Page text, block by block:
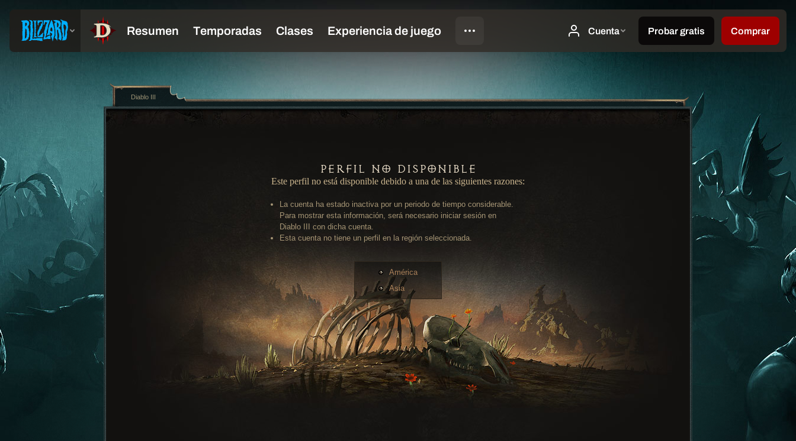
Perfil no disponible
Este perfil no está disponible debido a una de las siguientes razones:
La cuenta ha estado inactiva por un periodo de tiempo considerable.
Para mostrar esta información, será necesario iniciar sesión en
Diablo III con dicha cuenta.
Esta cuenta no tiene un perfil en la región seleccionada.
América
Asia
Diablo III